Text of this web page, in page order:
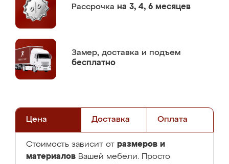
Рассрочка на 3, 4, 6 месяцев
Замер, доставка и подъем
бесплатно
Цена Доставка Оплата
Стоимость зависит от размеров и
материалов Вашей мебели. Просто